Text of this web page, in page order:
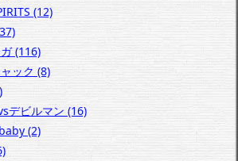
(12)
(116)
ック (8)
デビルマン (16)
(2)